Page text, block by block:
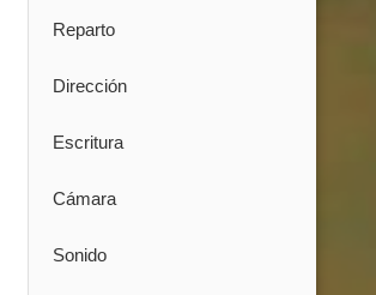
Reparto
Dirección
Escritura
Cámara
Sonido